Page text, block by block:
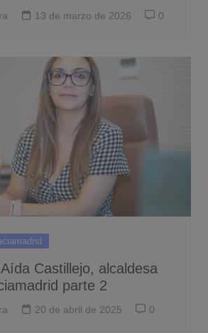
13 de marzo de 2026 0
Castillejo, alcaldesa
parte 2
20 de abril de 2025 0